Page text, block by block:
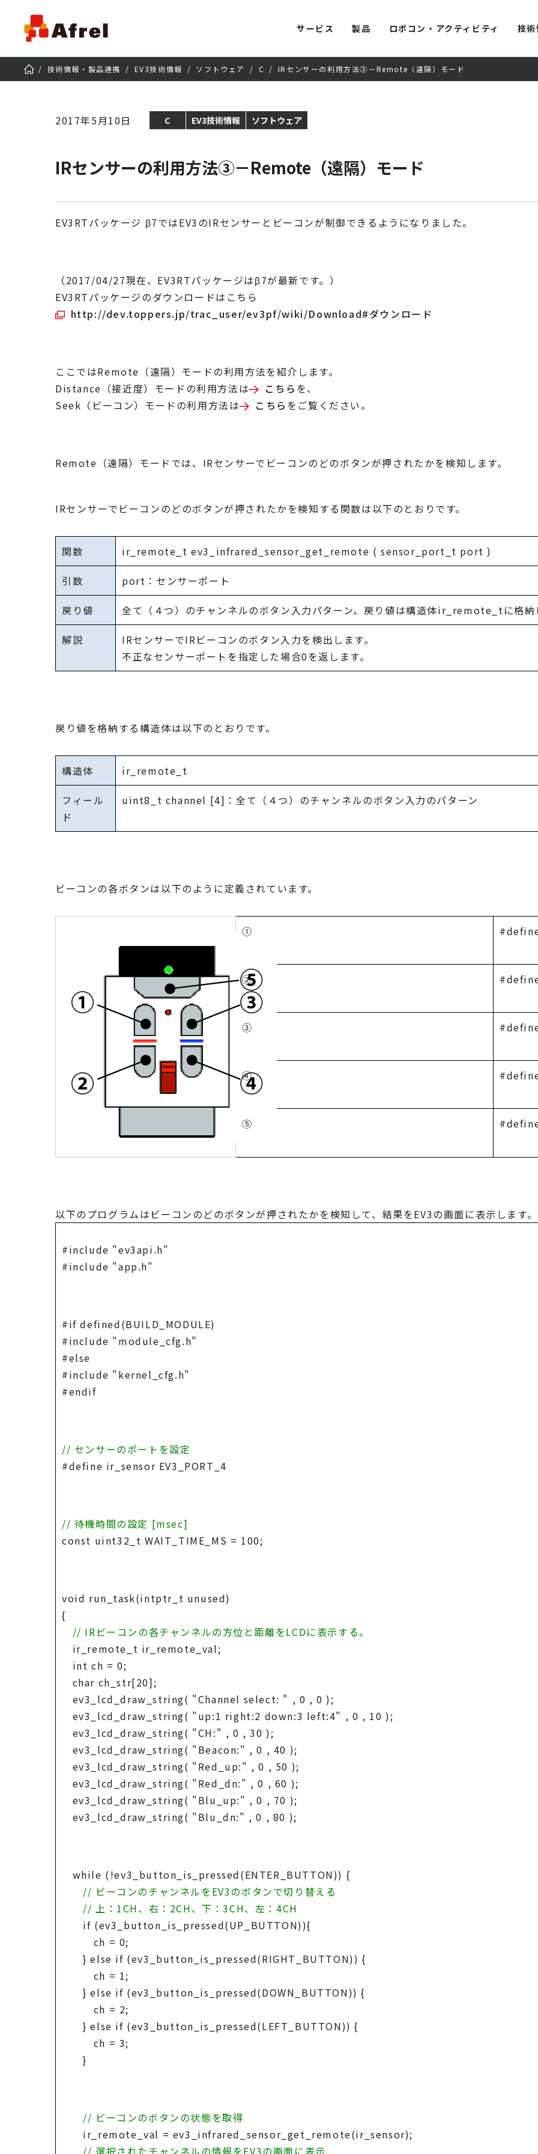
サービス 製品 ロボコン・アクティビティ 技
技術情報・製品連携 EV3技術情報 ソフトウェア C IRセンサーの利用方法③－Remote（遠隔）モード
2017年5月10日 C EV3技術情報 ソフトウェア
IRセンサーの利用方法③－Remote（遠隔）モード
EV3RTパッケージ β7ではEV3のIRセンサーとビーコンが制御できるようになりました。
（2017/04/27現在、EV3RTパッケージはβ7が最新です。）
EV3RTパッケージのダウンロードはこちら
http://dev.toppers.jp/trac_user/ev3pf/wiki/Download#ダウンロード
ここではRemote（遠隔）モードの利用方法を紹介します。
Distance（接近度）モードの利用方法は
こちら を、
Seek（ビーコン）モードの利用方法は
こちら をご覧ください。
Remote（遠隔）モードでは、IRセンサーでビーコンのどのボタンが押されたかを検知します。
IRセンサーでビーコンのどのボタンが押されたかを検知する関数は以下のとおりです。
関数 ir_remote_t ev3_infrared_sensor_get_remote ( sensor_port_t port )
引数 port：センサーポート
戻り値 全て（４つ）のチャンネルのボタン入力パターン。戻り値は構造体ir_remote_tに格納
解説
IRセンサーでIRビーコンのボタン入力を検出します。
不正なセンサーポートを指定した場合0を返します。
戻り値を格納する構造体は以下のとおりです。
構造体 ir_remote_t
フィール
ド
uint8_t channel [4]：全て（４つ）のチャンネルのボタン入力のパターン
ビーコンの各ボタンは以下のように定義されています。
①
②
③
④
⑤
以下のプログラムはビーコンのどのボタンが押されたかを検知して、結果をEV3の画面に表示します。
#include "ev3api.h"
#include "app.h"
#if defined(BUILD_MODULE)
#include "module_cfg.h"
#else
#include "kernel_cfg.h"
#endif
// センサーのポートを設定
#define ir_sensor EV3_PORT_4
// 待機時間の設定 [msec]
const uint32_t WAIT_TIME_MS = 100;
void run_task(intptr_t unused)
{
// IRビーコンの各チャンネルの方位と距離をLCDに表示する。
ir_remote_t ir_remote_val;
int ch = 0;
char ch_str[20];
ev3_lcd_draw_string( "Channel select: " , 0 , 0 );
ev3_lcd_draw_string( "up:1 right:2 down:3 left:4" , 0 , 10 );
ev3_lcd_draw_string( "CH:" , 0 , 30 );
ev3_lcd_draw_string( "Beacon:" , 0 , 40 );
ev3_lcd_draw_string( "Red_up:" , 0 , 50 );
ev3_lcd_draw_string( "Red_dn:" , 0 , 60 );
ev3_lcd_draw_string( "Blu_up:" , 0 , 70 );
ev3_lcd_draw_string( "Blu_dn:" , 0 , 80 );
while (!ev3_button_is_pressed(ENTER_BUTTON)) {
// ビーコンのチャンネルをEV3のボタンで切り替える
// 上：1CH、右：2CH、下：3CH、左：4CH
if (ev3_button_is_pressed(UP_BUTTON)){
ch = 0;
} else if (ev3_button_is_pressed(RIGHT_BUTTON)) {
ch = 1;
} else if (ev3_button_is_pressed(DOWN_BUTTON)) {
ch = 2;
} else if (ev3_button_is_pressed(LEFT_BUTTON)) {
ch = 3;
}
// ビーコンのボタンの状態を取得
ir_remote_val = ev3_infrared_sensor_get_remote(ir_sensor);
// 選択されたチャンネルの情報をEV3の画面に表示